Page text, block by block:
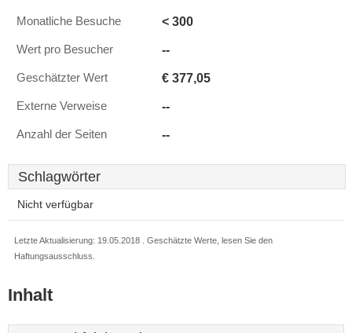
Monatliche Besuche < 300
Wert pro Besucher --
Geschätzter Wert € 377,05
Externe Verweise --
Anzahl der Seiten --
Schlagwörter
Nicht verfügbar
Letzte Aktualisierung: 19.05.2018 . Geschätzte Werte, lesen Sie den
Haftungsausschluss.
Inhalt